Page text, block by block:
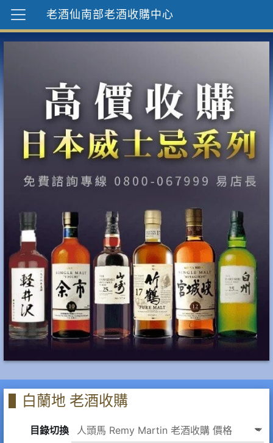
老酒仙南部老酒收購中心
白蘭地 老酒收購
目錄切換